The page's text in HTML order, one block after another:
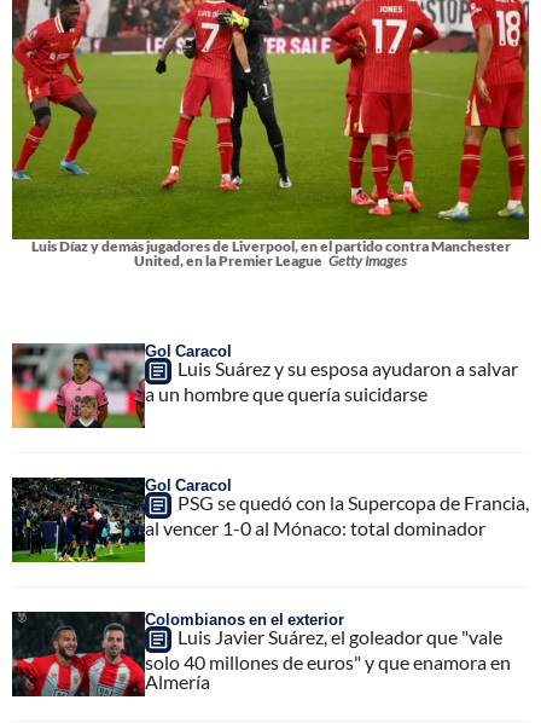
Luis Díaz y demás jugadores de Liverpool, en el partido contra Manchester
United, en la Premier League Getty Images
Gol Caracol
Luis Suárez y su esposa ayudaron a salvar
a un hombre que quería suicidarse
Gol Caracol
PSG se quedó con la Supercopa de Francia,
al vencer 1-0 al Mónaco: total dominador
Colombianos en el exterior
Luis Javier Suárez, el goleador que "vale
solo 40 millones de euros" y que enamora en
Almería